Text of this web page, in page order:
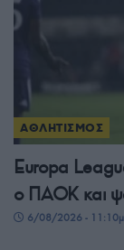
ΑΘΛΗΤΙΣΜΟΣ
Europa
ο ΠΑΟΚ και
6/08/2026 -